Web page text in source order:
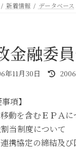
新着情報 データベース
金融委
年11月30日
最
日
:
項】
動を含むＥＰＡに
当制度について
携協定の締結及